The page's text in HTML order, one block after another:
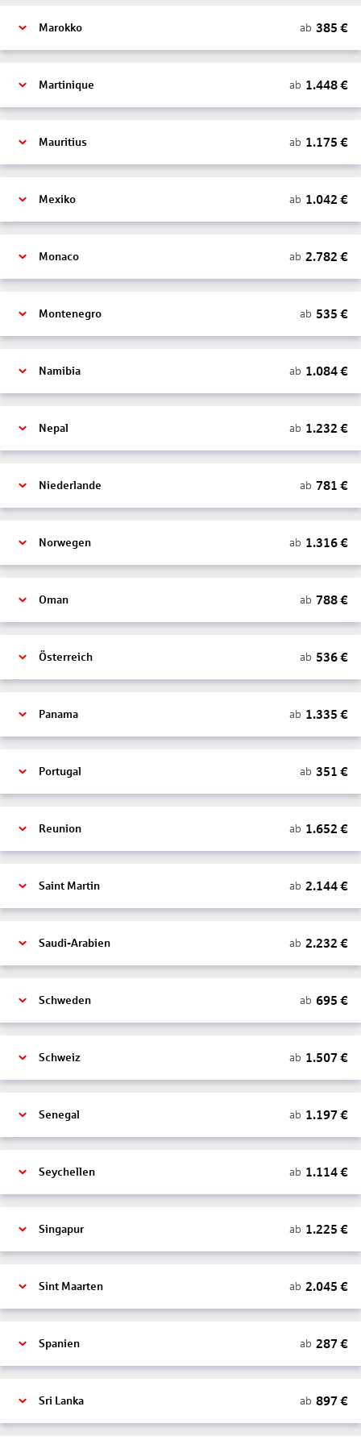
Marokko ab 385 €
Martinique ab 1.448€
Mauritius ab 1.175 €
Mexiko ab 1.042 €
Monaco ab 2.782 €
Montenegro ab 535 €
Namibia ab 1.084€
Nepal ab 1.232 €
Niederlande ab 781 €
Norwegen ab 1.316€
Oman ab 788€
Österreich ab 536€
Panama ab 1.335 €
Portugal ab 351 €
Reunion ab 1.652 €
Saint Martin ab 2.144€
Saudi-Arabien ab 2.232 €
Schweden ab 695 €
Schweiz ab 1.507 €
Senegal ab 1.197 €
Seychellen ab 1.114€
Singapur ab 1.225 €
Sint Maarten ab 2.045 €
Spanien ab 287 €
Sri Lanka ab 897 €